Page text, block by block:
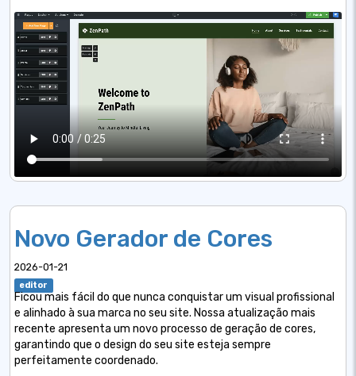
Novo Gerador de Cores
2026-01-21
editor
Ficou mais fácil do que nunca conquistar um visual profissional
e alinhado à sua marca no seu site. Nossa atualização mais
recente apresenta um novo processo de geração de cores,
garantindo que o design do seu site esteja sempre
perfeitamente coordenado.